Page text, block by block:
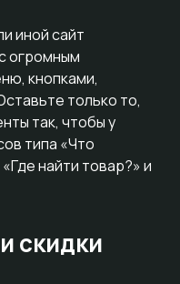
иной сайт
огромным
кнопками,
только то,
так, чтобы у
типа «Что
найти товар?» и
скидки